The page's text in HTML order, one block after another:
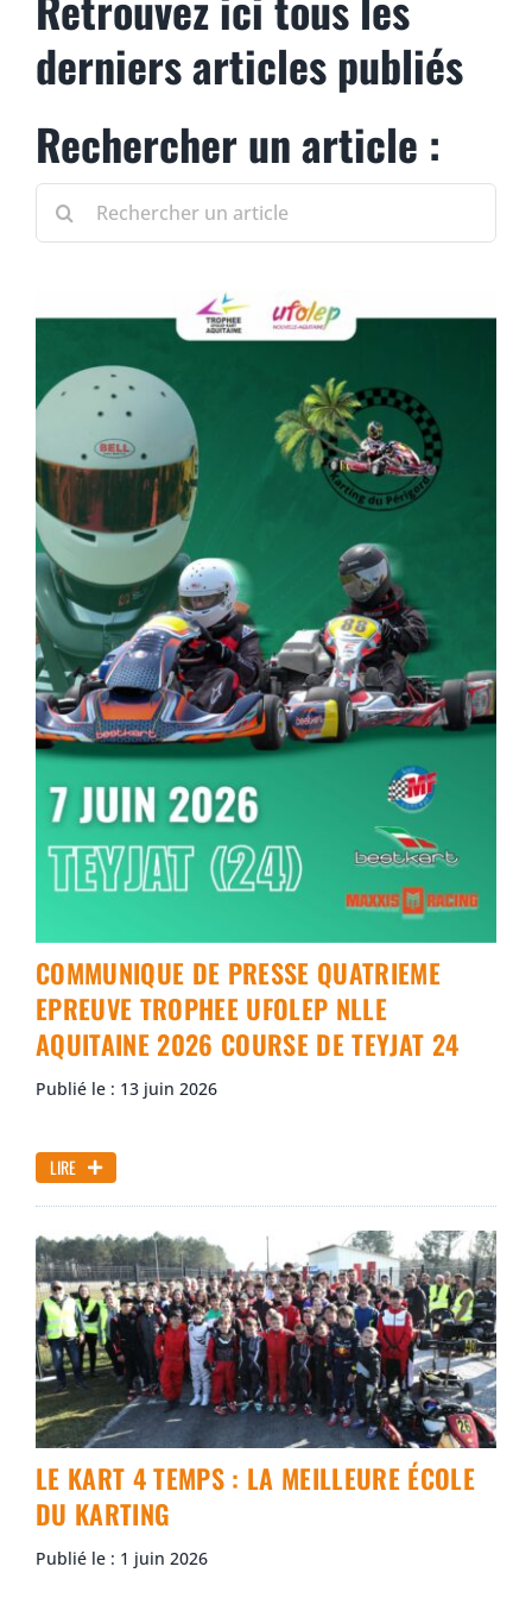
LES CLUBS
NOUS CONTACTER
derniers articles publiés
Rechercher un article :
for:
COMMUNIQUE DE PRESSE QUATRIEME
EPREUVE TROPHEE UFOLEP NLLE
AQUITAINE 2026 COURSE DE TEYJAT 24
Publié le : 13 juin 2026
LIRE
LE KART 4 TEMPS : LA MEILLEURE ÉCOLE
DU KARTING
Publié le : 1 juin 2026